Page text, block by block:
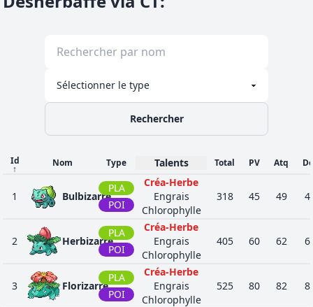
Rechercher
Id
↑
Nom Type Talents Total PV Atq
1 Bulbizarre
PLA
POI
Créa-Herbe
Engrais
Chlorophylle
318 45 49
2 Herbizarre
PLA
POI
Créa-Herbe
Engrais
Chlorophylle
405 60 62
3 Florizarre
PLA
POI
Créa-Herbe
Engrais
Chlorophylle
525 80 82